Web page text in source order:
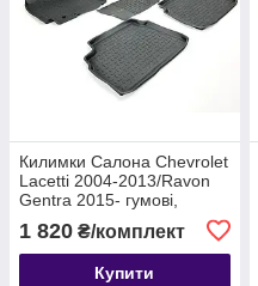
Килимки Салона Chevrolet
Lacetti 2004-2013/Ravon
Gentra 2015- гумові,
1 820 ₴/комплект
Купити